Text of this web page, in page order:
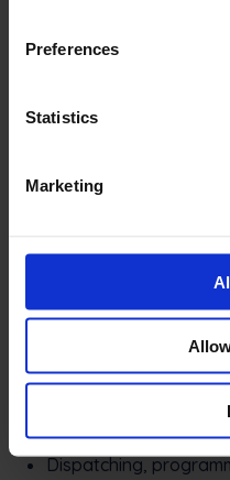
Preferences
Statistics
Marketing
Durante l’intero
archiviate e
consumo di
alla prima correzione
competenti (ad
Tutto è disponibile con
Le soluzioni software
forme e dimensioni e in
Dispatching,